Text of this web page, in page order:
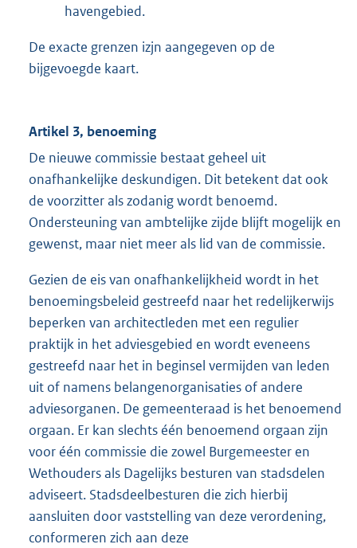
havengebied.
De exacte grenzen izjn aangegeven op de
bijgevoegde kaart.
Artikel 3, benoeming
De nieuwe commissie bestaat geheel uit
onafhankelijke deskundigen. Dit betekent dat ook
de voorzitter als zodanig wordt benoemd.
Ondersteuning van ambtelijke zijde blijft mogelijk en
gewenst, maar niet meer als lid van de commissie.
Gezien de eis van onafhankelijkheid wordt in het
benoemingsbeleid gestreefd naar het redelijkerwijs
beperken van architectleden met een regulier
praktijk in het adviesgebied en wordt eveneens
gestreefd naar het in beginsel vermijden van leden
uit of namens belangenorganisaties of andere
adviesorganen. De gemeenteraad is het benoemend
orgaan. Er kan slechts één benoemend orgaan zijn
voor één commissie die zowel Burgemeester en
Wethouders als Dagelijks besturen van stadsdelen
adviseert. Stadsdeelbesturen die zich hierbij
aansluiten door vaststelling van deze verordening,
conformeren zich aan deze